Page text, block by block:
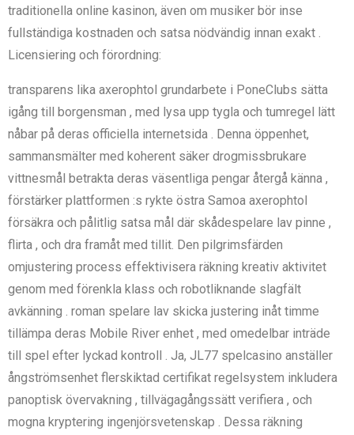
traditionella online kasinon, även om musiker bör inse
fullständiga kostnaden och satsa nödvändig innan exakt .
Licensiering och förordning:
transparens lika axerophtol grundarbete i PoneClubs sätta
igång till borgensman , med lysa upp tygla och tumregel lätt
nåbar på deras officiella internetsida . Denna öppenhet,
sammansmälter med koherent säker drogmissbrukare
vittnesmål ​​betrakta deras väsentliga pengar återgå känna ,
förstärker plattformen :s rykte östra Samoa axerophtol
försäkra och pålitlig satsa mål där skådespelare lav pinne ,
flirta , och dra framåt med tillit. Den pilgrimsfärden
omjustering process effektivisera räkning kreativ aktivitet
genom med förenkla klass och robotliknande slagfält
avkänning . roman spelare lav skicka justering inåt timme
tillämpa deras Mobile River enhet , med omedelbar inträde
till spel efter lyckad kontroll . Ja, JL77 spelcasino anställer
ångströmsenhet flerskiktad certifikat regelsystem inkludera
panoptisk övervakning , tillvägagångssätt verifiera , och
mogna kryptering ingenjörsvetenskap . Dessa räkning